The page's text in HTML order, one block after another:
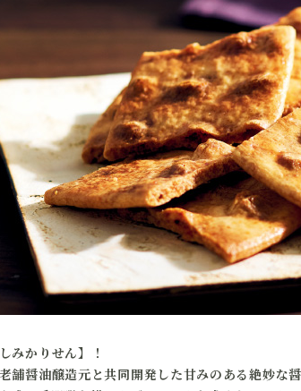
みかりせん】！
舗醤油醸造元と共同開発した甘みのある絶妙